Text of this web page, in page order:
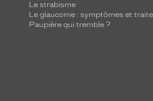
Le strabisme
Le glaucome : symptômes et
Paupière qui tremble ?